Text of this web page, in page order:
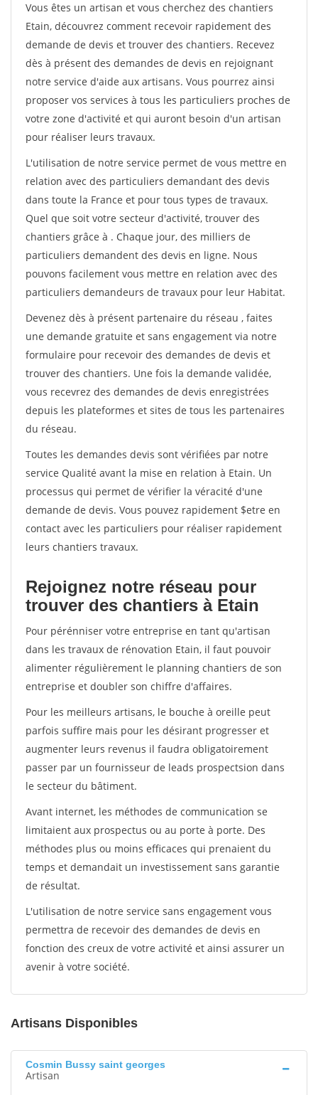
Vous êtes un artisan et vous cherchez des chantiers
Etain, découvrez comment recevoir rapidement des
demande de devis et trouver des chantiers. Recevez
dès à présent des demandes de devis en rejoignant
notre service d'aide aux artisans. Vous pourrez ainsi
proposer vos services à tous les particuliers proches de
votre zone d'activité et qui auront besoin d'un artisan
pour réaliser leurs travaux.
L'utilisation de notre service permet de vous mettre en
relation avec des particuliers demandant des devis
dans toute la France et pour tous types de travaux.
Quel que soit votre secteur d'activité, trouver des
chantiers grâce à . Chaque jour, des milliers de
particuliers demandent des devis en ligne. Nous
pouvons facilement vous mettre en relation avec des
particuliers demandeurs de travaux pour leur Habitat.
Devenez dès à présent partenaire du réseau , faites
une demande gratuite et sans engagement via notre
formulaire pour recevoir des demandes de devis et
trouver des chantiers. Une fois la demande validée,
vous recevrez des demandes de devis enregistrées
depuis les plateformes et sites de tous les partenaires
du réseau.
Toutes les demandes devis sont vérifiées par notre
service Qualité avant la mise en relation à Etain. Un
processus qui permet de vérifier la véracité d'une
demande de devis. Vous pouvez rapidement $etre en
contact avec les particuliers pour réaliser rapidement
leurs chantiers travaux.
Rejoignez notre réseau pour
trouver des chantiers à Etain
Pour pérénniser votre entreprise en tant qu'artisan
dans les travaux de rénovation Etain, il faut pouvoir
alimenter régulièrement le planning chantiers de son
entreprise et doubler son chiffre d'affaires.
Pour les meilleurs artisans, le bouche à oreille peut
parfois suffire mais pour les désirant progresser et
augmenter leurs revenus il faudra obligatoirement
passer par un fournisseur de leads prospectsion dans
le secteur du bâtiment.
Avant internet, les méthodes de communication se
limitaient aux prospectus ou au porte à porte. Des
méthodes plus ou moins efficaces qui prenaient du
temps et demandait un investissement sans garantie
de résultat.
L'utilisation de notre service sans engagement vous
permettra de recevoir des demandes de devis en
fonction des creux de votre activité et ainsi assurer un
avenir à votre société.
Artisans Disponibles
Cosmin Bussy saint georges
Artisan